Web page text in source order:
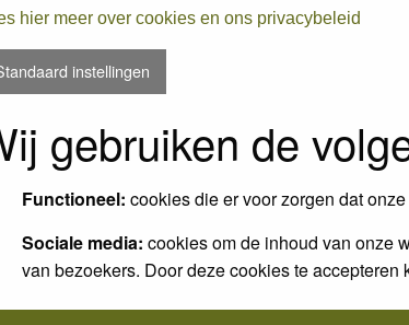
hier meer over cookies en ons privacybeleid
instellingen
gebruiken de
Functioneel: cookies die er voor zorgen dat
Sociale media: cookies om de inhoud van onze
van bezoekers. Door deze cookies te
06 Aug 2026, 16:11
posts
voor Nederpix fotografen
waaraan foto's in de diverse albums dienen te voldoen en
van Nederpix.